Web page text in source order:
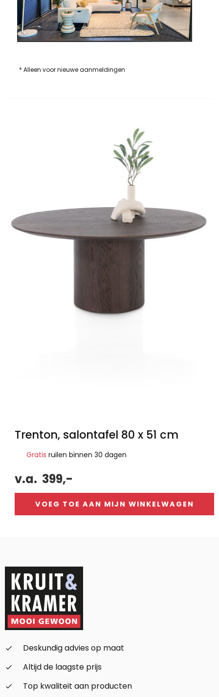
* Alleen voor nieuwe aanmeldingen
Trenton, salontafel 80 x 51 cm
Gratis ruilen binnen 30 dagen
v.a. 399,-
VOEG TOE AAN MIJN WINKELWAGEN
check_small
Deskundig advies op maat
check_small
Altijd de laagste prijs
check_small
Top kwaliteit aan producten